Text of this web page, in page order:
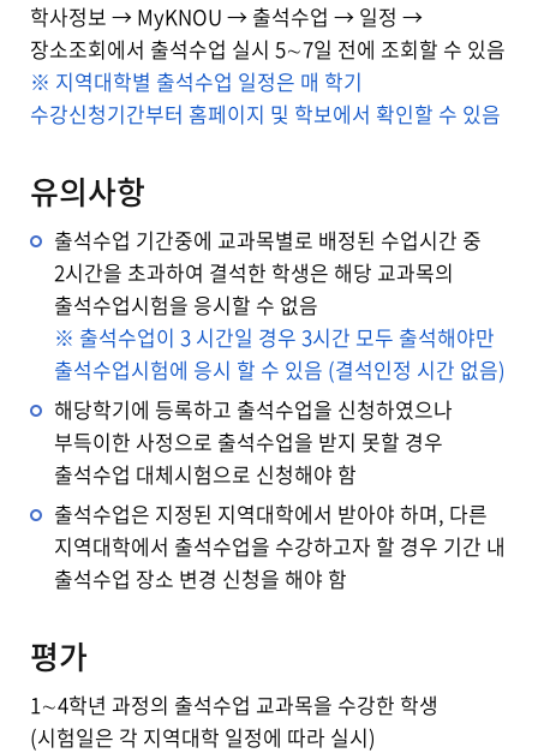
학사정보 → MyKNOU → 출석수업 → 일정 →
장소조회에서 출석수업 실시 5∼7일 전에 조회할 수 있음
※ 지역대학별 출석수업 일정은 매 학기
수강신청기간부터 홈페이지 및 학보에서 확인할 수 있음
유의사항
출석수업 기간중에 교과목별로 배정된 수업시간 중
2시간을 초과하여 결석한 학생은 해당 교과목의
출석수업시험을 응시할 수 없음
※ 출석수업이 3 시간일 경우 3시간 모두 출석해야만
출석수업시험에 응시 할 수 있음 (결석인정 시간 없음)
해당학기에 등록하고 출석수업을 신청하였으나
부득이한 사정으로 출석수업을 받지 못할 경우
출석수업 대체시험으로 신청해야 함
출석수업은 지정된 지역대학에서 받아야 하며, 다른
지역대학에서 출석수업을 수강하고자 할 경우 기간 내
출석수업 장소 변경 신청을 해야 함
평가
1∼4학년 과정의 출석수업 교과목을 수강한 학생
(시험일은 각 지역대학 일정에 따라 실시)